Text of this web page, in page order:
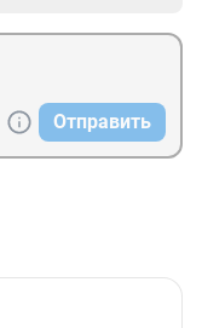
Отправить